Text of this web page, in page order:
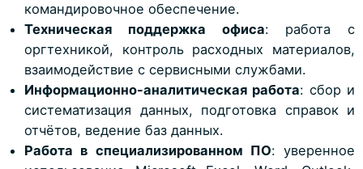
командировочное обеспечение.
Техническая поддержка офиса: работа с
оргтехникой, контроль расходных материалов,
взаимодействие с сервисными службами.
Информационно-аналитическая работа: сбор и
систематизация данных, подготовка справок и
отчётов, ведение баз данных.
Работа в специализированном ПО: уверенное